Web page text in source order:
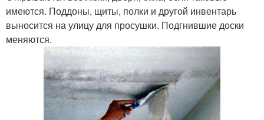
имеются. Поддоны, щиты, полки и другой инвентарь
выносится на улицу для просушки. Подгнившие доски
меняются.